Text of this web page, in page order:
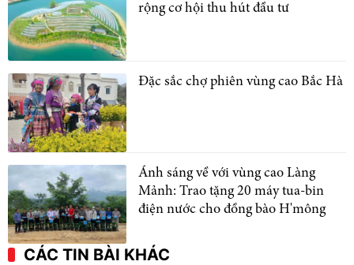
rộng cơ hội thu hút đầu tư
Đặc sắc chợ phiên vùng cao Bắc Hà
Ánh sáng về với vùng cao Làng
Mảnh: Trao tặng 20 máy tua-bin
điện nước cho đồng bào H'mông
CÁC TIN BÀI KHÁC